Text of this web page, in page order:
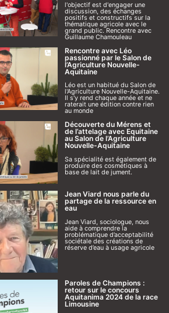
l'objectif est d'engager une
discussion, des échanges
positifs et constructifs sur la
thématique agricole avec le
grand public. Rencontre avec
Guillaume Chamouleau
Rencontre avec Léo
passionné par le Salon de
l’Agriculture Nouvelle-
Aquitaine
Léo est un habitué du Salon de
l'Agriculture Nouvelle-Aquitaine.
Il s'y rend chaque année et ne
raterait une édition contre rien
au monde
Découverte du Mérens et
de l’attelage avec Equitaine
au Salon de l’Agriculture
Nouvelle-Aquitaine
Sa spécialité est également de
produire des cosmétiques à
base de lait de jument.
Jean Viard nous parle du
partage de la ressource en
eau
Jean Viard, sociologue, nous
aide à comprendre la
problématique d’acceptabilité
sociétale des créations de
réserve d’eau à usage agricole
Paroles de Champions :
retour sur le concours
Aquitanima 2024 de la race
Limousine